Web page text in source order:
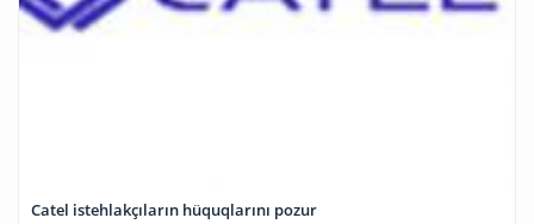
Catel istehlakçıların hüquqlarını pozur